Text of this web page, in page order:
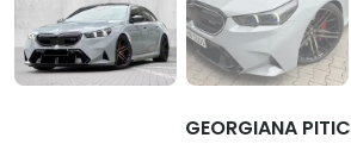
GEORGIANA PITIC